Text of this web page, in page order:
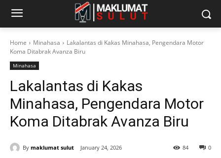
Home Minahasa
Lakalantas di Kakas Minahasa, Pengendara Motor
Koma Ditabrak Avanza Biru
Minahasa
Lakalantas di Kakas
Minahasa, Pengendara Motor
Koma Ditabrak Avanza Biru
By maklumat sulut January 24, 2026 0
84